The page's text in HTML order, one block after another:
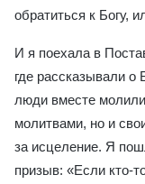
обратиться к Богу,
И я поехала в
где рассказывали о
люди вместе
молитвами, но и
за исцеление. Я
призыв: «Если кто-